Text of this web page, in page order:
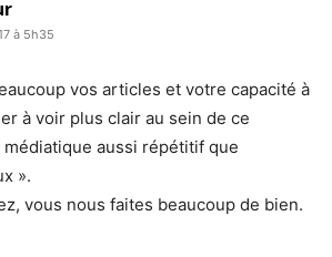
à 5h35
vos articles et votre capacité à
à voir plus clair au sein de ce
médiatique aussi répétitif que
».
vous nous faites beaucoup de bien.